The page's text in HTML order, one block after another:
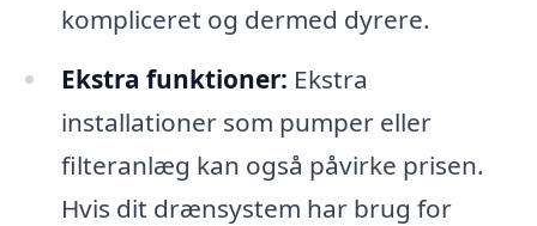
kompliceret og dermed dyrere.
Ekstra funktioner: Ekstra
installationer som pumper eller
filteranlæg kan også påvirke prisen.
Hvis dit drænsystem har brug for